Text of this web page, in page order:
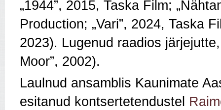
„1944”, 2015, Taska Film;
Production; „Vari”, 2024, Taska
2023). Lugenud raadios
Moor”, 2002).
Laulnud ansamblis Kaunimate
esitanud kontsertetendustel